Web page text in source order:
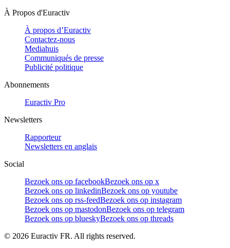
À Propos d'Euractiv
À propos d’Euractiv
Contactez-nous
Mediahuis
Communiqués de presse
Publicité politique
Abonnements
Euractiv Pro
Newsletters
Rapporteur
Newsletters en anglais
Social
Bezoek ons op facebookBezoek ons op x
Bezoek ons op linkedinBezoek ons op youtube
Bezoek ons op rss-feedBezoek ons op instagram
Bezoek ons op mastodonBezoek ons op telegram
Bezoek ons op blueskyBezoek ons op threads
© 2026 Euractiv FR. All rights reserved.